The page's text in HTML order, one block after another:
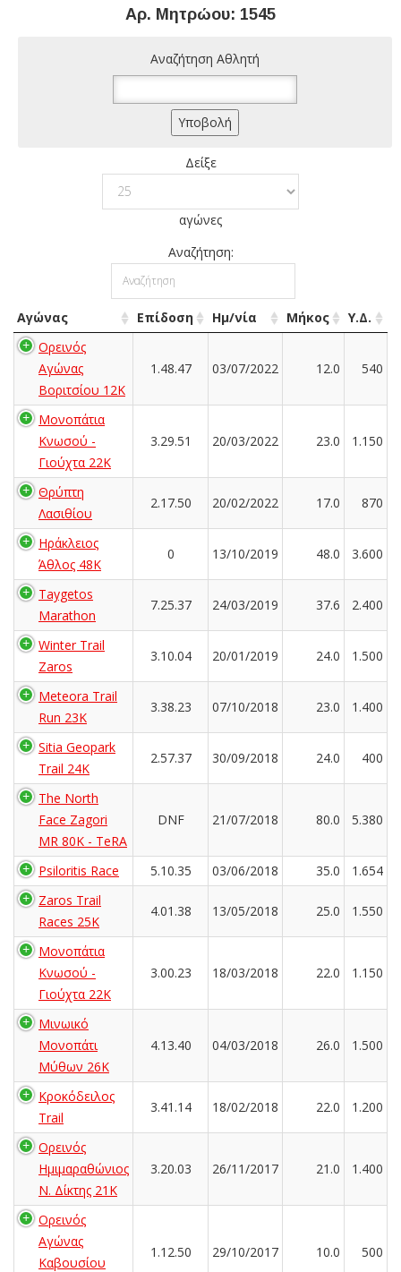
Αρ. Μητρώου: 1545
Αναζήτηση Αθλητή
Δείξε
αγώνες
Αναζήτηση:
Αγώνας Επίδοση Ημ/νία Μήκος
Υ.Δ.
Ορεινός
Αγώνας
Βοριτσίου 12Κ
1.48.47 03/07/2022 12.0 540
Μονοπάτια
Κνωσού -
Γιούχτα 22Κ
3.29.51 20/03/2022 23.0 1.150
Θρύπτη
Λασιθίου
2.17.50 20/02/2022 17.0 870
Ηράκλειος
Άθλος 48K
0 13/10/2019 48.0 3.600
Taygetos
Marathon
7.25.37 24/03/2019 37.6 2.400
Winter Trail
Zaros
3.10.04 20/01/2019 24.0 1.500
Meteora Trail
Run 23K
3.38.23 07/10/2018 23.0 1.400
Sitia Geopark
Trail 24K
2.57.37 30/09/2018 24.0 400
The North
Face Zagori
MR 80K - TeRA
DNF 21/07/2018 80.0 5.380
Psiloritis Race 5.10.35 03/06/2018 35.0
1.654
Zaros Trail
Races 25K
4.01.38 13/05/2018 25.0 1.550
Μονοπάτια
Κνωσού -
Γιούχτα 22Κ
3.00.23 18/03/2018 22.0 1.150
Μινωικό
Μονοπάτι
Μύθων 26Κ
4.13.40 04/03/2018 26.0 1.500
Κροκόδειλος
Trail
3.41.14 18/02/2018 22.0 1.200
Ορεινός
Ημιμαραθώνιος
Ν. Δίκτης 21K
3.20.03 26/11/2017 21.0 1.400
Ορεινός
Αγώνας
Καβουσίου
1.12.50 29/10/2017 10.0 500